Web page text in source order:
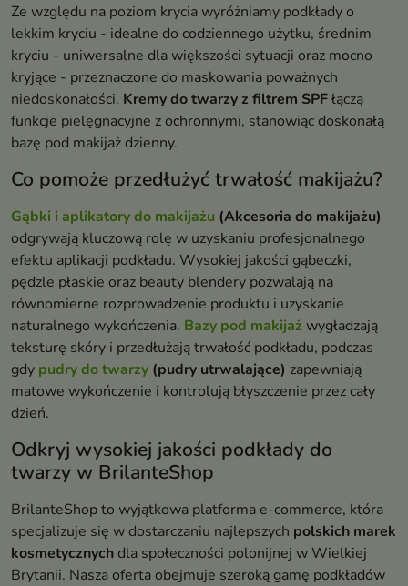
Ze względu na poziom krycia wyróżniamy podkłady o
lekkim kryciu - idealne do codziennego użytku, średnim
kryciu - uniwersalne dla większości sytuacji oraz mocno
kryjące - przeznaczone do maskowania poważnych
niedoskonałości. Kremy do twarzy z filtrem SPFłączą
funkcje pielęgnacyjne z ochronnymi, stanowiąc doskonałą
bazę pod makijaż dzienny.
Co pomoże przedłużyć trwałość makijażu?
Gąbki i aplikatory do makijażu (Akcesoria do makijażu)
odgrywają kluczową rolę w uzyskaniu profesjonalnego
efektu aplikacji podkładu. Wysokiej jakości gąbeczki,
pędzle płaskie oraz beauty blendery pozwalają na
równomierne rozprowadzenie produktu i uzyskanie
naturalnego wykończenia. Bazy pod makijaż wygładzają
teksturę skóry i przedłużają trwałość podkładu, podczas
gdy pudry do twarzy (pudry utrwalające) zapewniają
matowe wykończenie i kontrolują błyszczenie przez cały
dzień.
Odkryj wysokiej jakości podkłady do
twarzy w BrilanteShop
BrilanteShop to wyjątkowa platforma e-commerce, która
specjalizuje się w dostarczaniu najlepszych polskich marek
kosmetycznychdla społeczności polonijnej w Wielkiej
Brytanii. Nasza oferta obejmuje szeroką gamę podkładów